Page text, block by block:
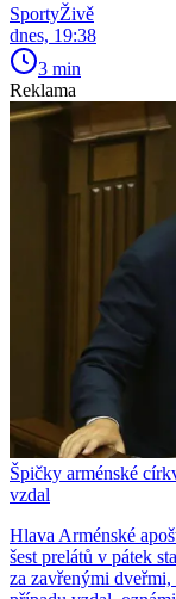
SportyŽivě
dnes, 19:38
3 min
Reklama
Špičky arménské
vzdal
Hlava Arménské
šest prelátů v pátek
za zavřenými dveřmi,